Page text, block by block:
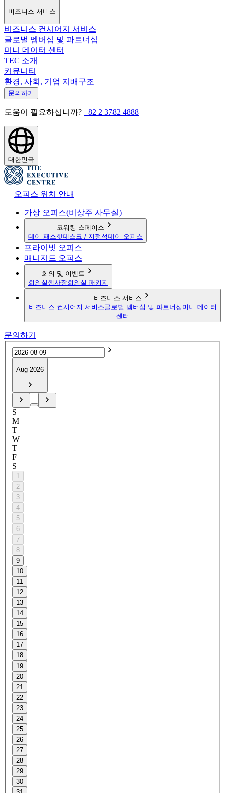
비즈니스 서비스
비즈니스 컨시어지 서비스
글로벌 멤버십 및 파트너십
미니 데이터 센터
TEC 소개
커뮤니티
환경, 사회, 기업 지배구조
문의하기
도움이 필요하십니까? +82 2 3782 4888
대한민국
오피스 위치 안내
가상 오피스(비상주 사무실)
코워킹 스페이스
데이 패스핫데스크 / 지정석데이 오피스
프라이빗 오피스
매니지드 오피스
회의 및 이벤트
회의실행사장회의실 패키지
비즈니스 서비스
비즈니스 컨시어지 서비스글로벌 멤버십 및 파트너십 미니 데이터
센터
문의하기
Aug 2026
S
M
T
W
T
F
S
1
2
3
4
5
6
7
8
9
10
11
12
13
14
15
16
17
18
19
20
21
22
23
24
25
26
27
28
29
30